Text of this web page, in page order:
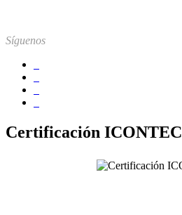
Síguenos
Certificación ICONTEC